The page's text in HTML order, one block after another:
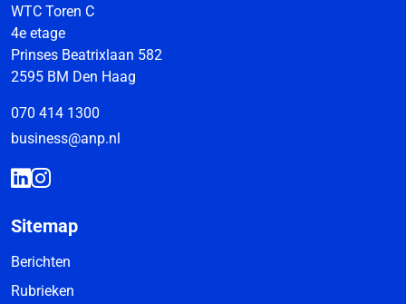
WTC Toren C
4e etage
Prinses Beatrixlaan 582
2595 BM Den Haag
070 414 1300
business@anp.nl
Sitemap
Berichten
Rubrieken